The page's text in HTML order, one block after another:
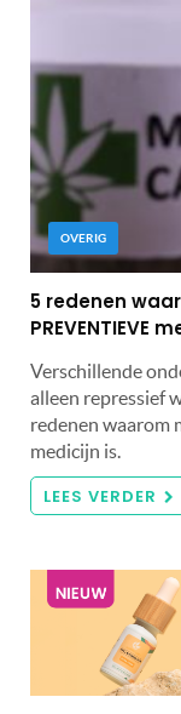
OVERIG
5 redenen
PREVENTIEVE
Verschillende
alleen repressief
redenen waarom
medicijn is.
LEES VERDER